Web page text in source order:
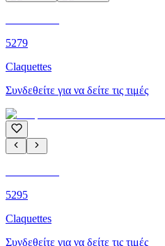
5279
Claquettes
Συνδεθείτε για να δείτε τις τιμές
5295
Claquettes
Συνδεθείτε για να δείτε τις τιμές